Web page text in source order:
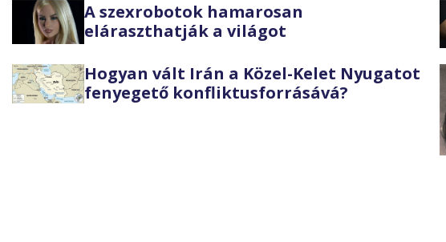
A szexrobotok hamarosan
eláraszthatják a világot
Hogyan vált Irán a Közel-Kelet Nyugatot
fenyegető konfliktusforrásává?